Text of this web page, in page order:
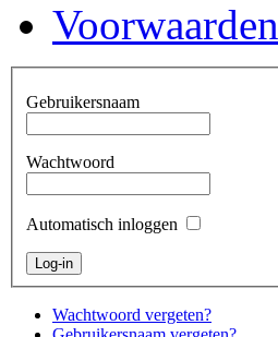
Voorwaarden
Gebruikersnaam
Wachtwoord
Automatisch inloggen
Wachtwoord vergeten?